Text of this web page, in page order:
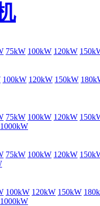
75kW 100kW 120kW
100kW 120kW 150kW
75kW 100kW 120kW
1000kW
75kW 100kW 120kW
100kW 120kW 150kW
1000kW